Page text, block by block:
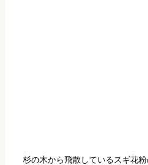
杉の木から飛散しているスギ花粉